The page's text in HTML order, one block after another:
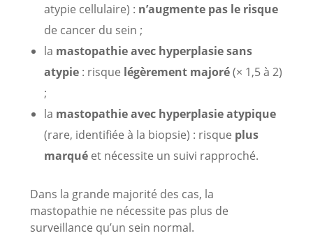
atypie cellulaire) : n’augmente pas le risque
de cancer du sein ;
la mastopathie avec hyperplasie sans
atypie: risque légèrement majoré(× 1,5 à 2)
;
la mastopathie avec hyperplasie atypique
(rare, identifiée à la biopsie) : risque plus
marquéet nécessite un suivi rapproché.
Dans la grande majorité des cas, la
mastopathie ne nécessite pas plus de
surveillance qu’un sein normal.